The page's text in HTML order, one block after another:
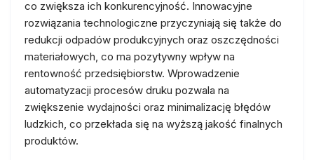
co zwiększa ich konkurencyjność. Innowacyjne
rozwiązania technologiczne przyczyniają się także do
redukcji odpadów produkcyjnych oraz oszczędności
materiałowych, co ma pozytywny wpływ na
rentowność przedsiębiorstw. Wprowadzenie
automatyzacji procesów druku pozwala na
zwiększenie wydajności oraz minimalizację błędów
ludzkich, co przekłada się na wyższą jakość finalnych
produktów.